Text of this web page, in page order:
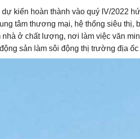
dự kiến hoàn thành vào quý IV/2022
tâm thương mại, hệ thống siêu
nhà ở chất lượng, nơi làm việc văn
sản làm sôi động thị trường địa